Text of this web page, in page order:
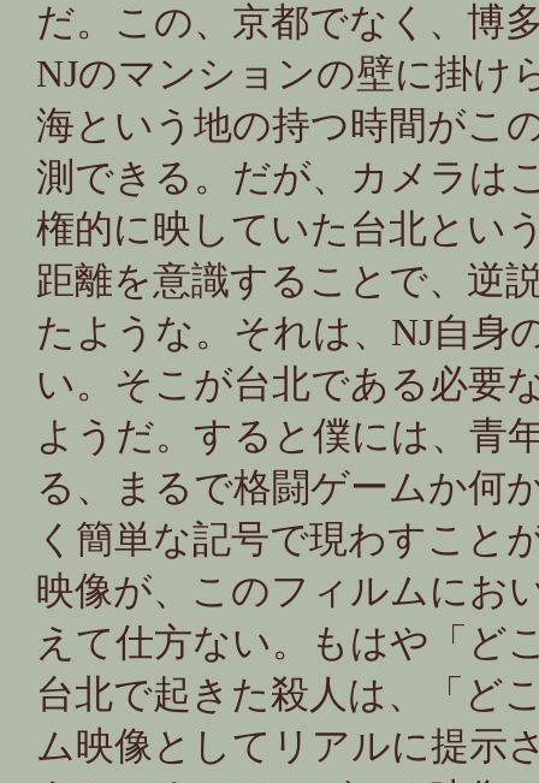
だ。この、京都でなく、博
NJのマンションの壁に掛け
海という地の持つ時間がこ
測できる。だが、カメラは
権的に映していた台北とい
距離を意識することで、逆
たような。それは、NJ自身
い。そこが台北である必要
ようだ。すると僕には、青
る、まるで格闘ゲームか何
く簡単な記号で現わすこと
映像が、このフィルムにお
えて仕方ない。もはや「ど
台北で起きた殺人は、「ど
ム映像としてリアルに提示